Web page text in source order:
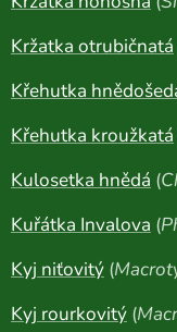
Kržatka otrubičnatá
Křehutka
Křehutka kroužkatá
Kulosetka hnědá (
Kuřátka Invalova (
Kyj niťovitý (
Kyj rourkovitý (